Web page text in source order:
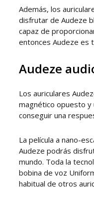
Además, los
disfrutar de Audeze
capaz de
entonces Audeze es
Audeze
Los auriculares
magnético opuesto y
conseguir una
La película a nano-
Audeze podrás
mundo. Toda la
bobina de voz
habitual de otros